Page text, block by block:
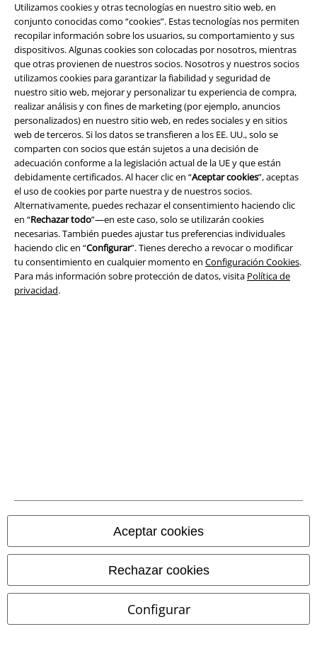
Utilizamos cookies y otras tecnologías en nuestro sitio web, en
conjunto conocidas como “cookies”. Estas tecnologías nos permiten
recopilar información sobre los usuarios, su comportamiento y sus
dispositivos. Algunas cookies son colocadas por nosotros, mientras
que otras provienen de nuestros socios. Nosotros y nuestros socios
utilizamos cookies para garantizar la fiabilidad y seguridad de
nuestro sitio web, mejorar y personalizar tu experiencia de compra,
realizar análisis y con fines de marketing (por ejemplo, anuncios
personalizados) en nuestro sitio web, en redes sociales y en sitios
web de terceros. Si los datos se transfieren a los EE. UU., solo se
comparten con socios que están sujetos a una decisión de
adecuación conforme a la legislación actual de la UE y que están
debidamente certificados. Al hacer clic en “Aceptar cookies”, aceptas
el uso de cookies por parte nuestra y de nuestros socios.
Alternativamente, puedes rechazar el consentimiento haciendo clic
en “Rechazar todo”—en este caso, solo se utilizarán cookies
necesarias. También puedes ajustar tus preferencias individuales
haciendo clic en “Configurar”. Tienes derecho a revocar o modificar
tu consentimiento en cualquier momento en Configuración Cookies.
Para más información sobre protección de datos, visita Política de
privacidad.
Aceptar cookies
Rechazar cookies
Configurar
% Stock bajo
68,99 €
Wisp Crop Top KOI
Camiseta
Manga Larga
% Stock bajo
43,99 €
Blue Rebel
H&R London
Chaqueta Tejana